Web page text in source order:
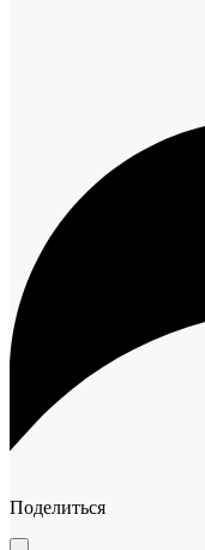
Поделиться